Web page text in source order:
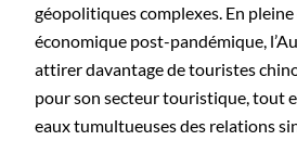
géopolitiques complexes. En
économique post-pandémique,
attirer davantage de touristes
pour son secteur touristique, tout
eaux tumultueuses des relations